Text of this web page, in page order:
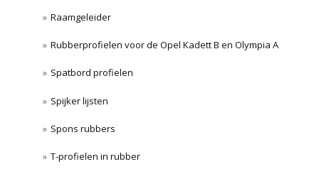
Raamgeleider
Rubberprofielen voor de Opel Kadett B en Olympia A
Spatbord profielen
Spijker lijsten
Spons rubbers
T-profielen in rubber